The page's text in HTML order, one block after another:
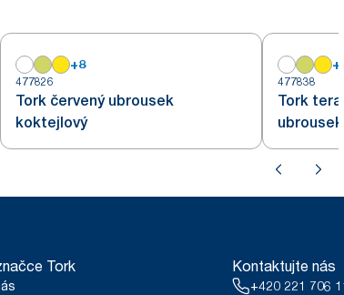
+8
477826
Tork červený ubrousek
koktejlový
+
477838
Tork
ubrousek
Tork Kontaktujte nás
+420 221 706